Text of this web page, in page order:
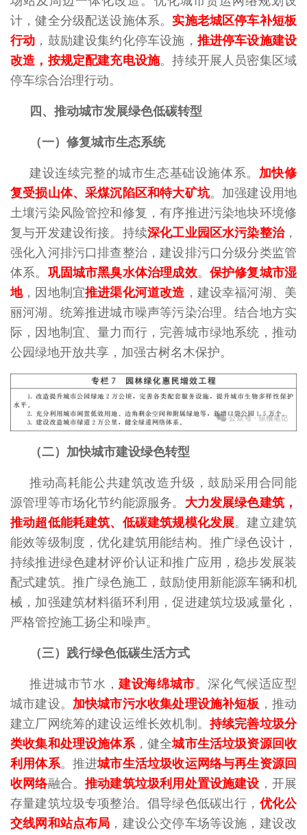
计，健全分级配送设施体系。 实施老城区停车补短板
行动 ，鼓励建设集约化停车设施， 推进停车设施建设
改造，按规定配建充电设施。持续开展人员密集区域
停车综合治理行动。
四、推动城市发展绿色低碳转型
（一）修复城市生态系统
建设连续完整的城市生态基础设施体系。 加快修
复受损山体、采煤沉陷区和特大矿坑。加强建设用地
土壤污染风险管控和修复，有序推进污染地块环境修
复与开发建设衔接。持续深化工业园区水污染整治，
强化入河排污口排查整治，建设排污口分级分类监管
体系。 巩固城市黑臭水体治理成效。 保护修复城市湿
地，因地制宜推进渠化河道改造 ，建设幸福河湖、美
丽河湖。统筹推进城市噪声等污染治理。结合地方实
际，因地制宜、量力而行，完善城市绿地系统，推动
公园绿地开放共享，加强古树名木保护。
（二）加快城市建设绿色转型
推动高耗能公共建筑改造升级，鼓励采用合同能
源管理等市场化节约能源服务。 大力发展绿色建筑，
推动超低能耗建筑、低碳建筑规模化发展。建立建筑
能效等级制度，优化建筑用能结构。推广绿色设计，
持续推进绿色建材评价认证和推广应用，稳步发展装
配式建筑。推广绿色施工，鼓励使用新能源车辆和机
械，加强建筑材料循环利用，促进建筑垃圾减量化，
严格管控施工扬尘和噪声。
（三）践行绿色低碳生活方式
推进城市节水，建设海绵城市。深化气候适应型
城市建设。 加快城市污水收集处理设施补短板 ，推动
建立厂网统筹的建设运维长效机制。 持续完善垃圾分
类收集和处理设施体系，健全城市生活垃圾资源回收
利用体系。推进城市生活垃圾收运网络与再生资源回
收网络融合。推动建筑垃圾利用处置设施建设 ，开展
存量建筑垃圾专项整治。倡导绿色低碳出行， 优化公
交线网和站点布局 ，建设公交停车场等设施，建设改